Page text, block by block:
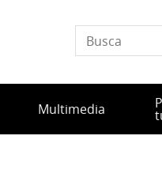
Multimedia